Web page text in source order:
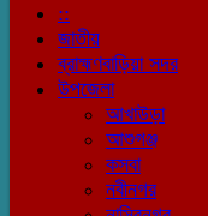
::
জাতীয়
ব্রাহ্মণবাড়িয়া সদর
উপজেলা
আখাউড়া
আশুগঞ্জ
কসবা
নবীনগর